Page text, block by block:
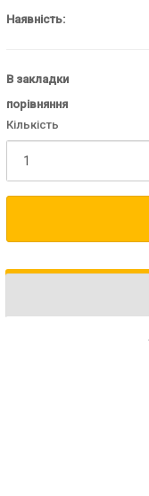
Наявність:
В закладки
порівняння
Кількість